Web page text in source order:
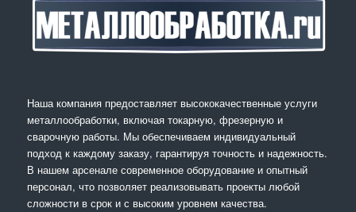
Наша компания предоставляет высококачественные услуги
металлообработки, включая токарную, фрезерную и
сварочную работы. Мы обеспечиваем индивидуальный
подход к каждому заказу, гарантируя точность и надежность.
В нашем арсенале современное оборудование и опытный
персонал, что позволяет реализовывать проекты любой
сложности в срок и с высоким уровнем качества.